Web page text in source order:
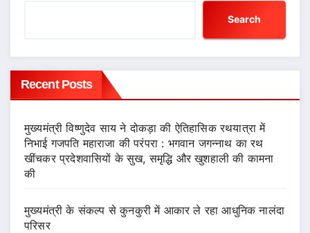
Search
Recent Posts
मुख्यमंत्री विष्णुदेव साय ने दोकड़ा की ऐतिहासिक रथयात्रा में
निभाई गजपति महाराजा की परंपरा : भगवान जगन्नाथ का रथ
खींचकर प्रदेशवासियों के सुख, समृद्धि और खुशहाली की कामना
की
मुख्यमंत्री के संकल्प से कुनकुरी में आकार ले रहा आधुनिक नालंदा
परिसर